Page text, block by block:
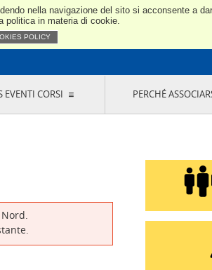
nella navigazione del sito si acconsente a
politica in materia di cookie.
POLICY
Nord
DI ACQUISTO
IL
EVENTI CORSI PERCHÉ